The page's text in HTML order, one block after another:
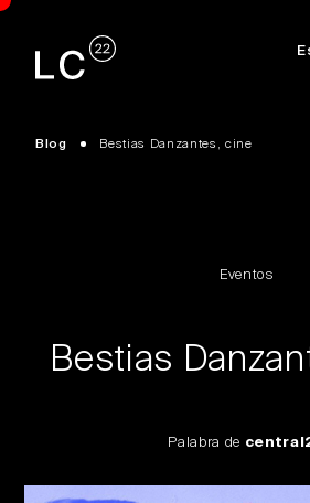
Blog Bestias Danzantes, cine
Eventos
Bestias
Palabra de